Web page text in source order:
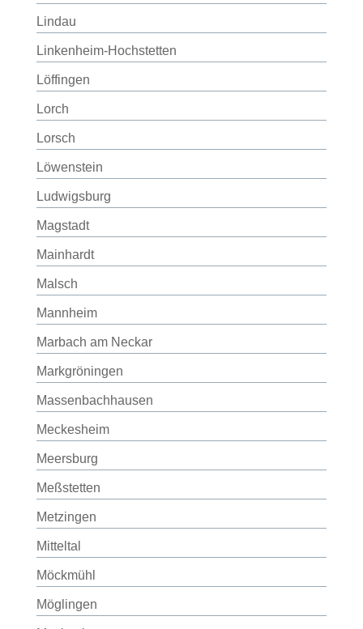
Lindau
Linkenheim-Hochstetten
Löffingen
Lorch
Lorsch
Löwenstein
Ludwigsburg
Magstadt
Mainhardt
Malsch
Mannheim
Marbach am Neckar
Markgröningen
Massenbachhausen
Meckesheim
Meersburg
Meßstetten
Metzingen
Mitteltal
Möckmühl
Möglingen